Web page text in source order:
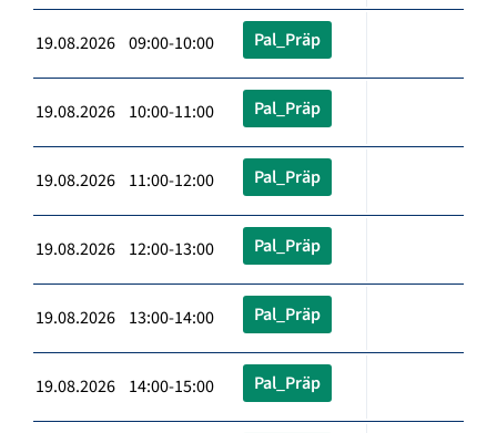
19.08.2026 09:00-10:00 Pal_Präp
19.08.2026 10:00-11:00 Pal_Präp
19.08.2026 11:00-12:00 Pal_Präp
19.08.2026 12:00-13:00 Pal_Präp
19.08.2026 13:00-14:00 Pal_Präp
19.08.2026 14:00-15:00 Pal_Präp